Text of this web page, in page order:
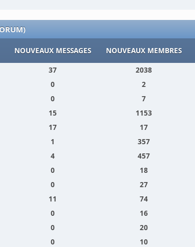
NOUVEAUX MESSAGES NOUVEAUX MEMBRES
37 2038
0 2
0 7
15 1153
17 17
1 357
4 457
0 18
0 27
11 74
0 16
0 20
0 10